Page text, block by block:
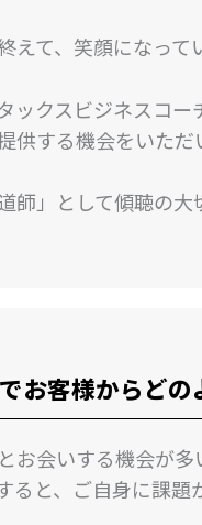
えて、笑顔になって
ックスビジネスコ
供する機会をいただ
師」として傾聴の大
お客様からど
お会いする機会が
ると、ご自身に課題